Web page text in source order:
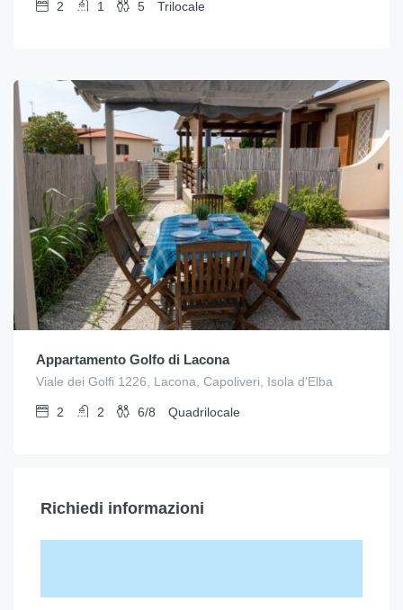
2 1 5 Trilocale
Appartamento Golfo di Lacona
Viale dei Golfi 1226, Lacona, Capoliveri, Isola d'Elba
2 2 6/8 Quadrilocale
Richiedi informazioni